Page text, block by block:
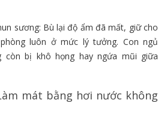
sương: Bù lại độ ẩm đã mất, giữ cho
luôn ở mức lý tưởng. Con ngủ
còn bị khô họng hay ngứa mũi giữa
mát bằng hơi nước không